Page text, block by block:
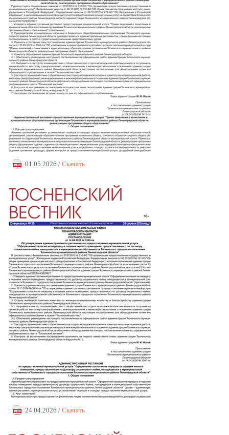
01.05.2026 / Скачать
24.04.2026 / Скачать